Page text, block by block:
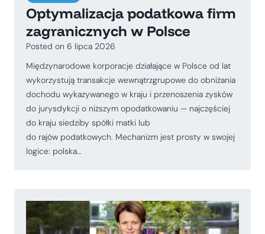
Optymalizacja podatkowa firm
zagranicznych w Polsce
Posted on 6 lipca 2026
Międzynarodowe korporacje działające w Polsce od lat
wykorzystują transakcje wewnątrzgrupowe do obniżania
dochodu wykazywanego w kraju i przenoszenia zysków
do jurysdykcji o niższym opodatkowaniu — najczęściej
do kraju siedziby spółki matki lub
do rajów podatkowych. Mechanizm jest prosty w swojej
logice: polska…